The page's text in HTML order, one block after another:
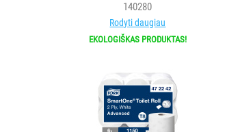
140280
Rodyti daugiau
EKOLOGIŠKAS PRODUKTAS!